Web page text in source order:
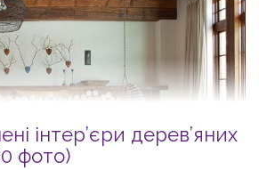
інтер’єри дерев’яних
фото)